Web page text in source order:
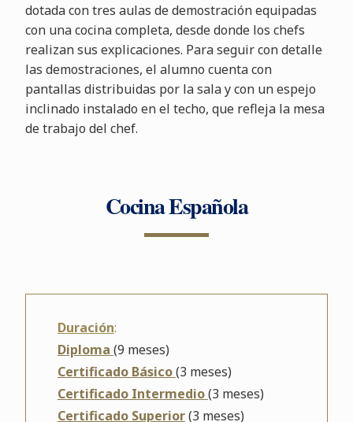
dotada con tres aulas de demostración equipadas
con una cocina completa, desde donde los chefs
realizan sus explicaciones. Para seguir con detalle
las demostraciones, el alumno cuenta con
pantallas distribuidas por la sala y con un espejo
inclinado instalado en el techo, que refleja la mesa
de trabajo del chef.
Cocina Española
Duración:
Diploma (9 meses)
Certificado Básico(3 meses)
Certificado Intermedio(3 meses)
Certificado Superior(3 meses)